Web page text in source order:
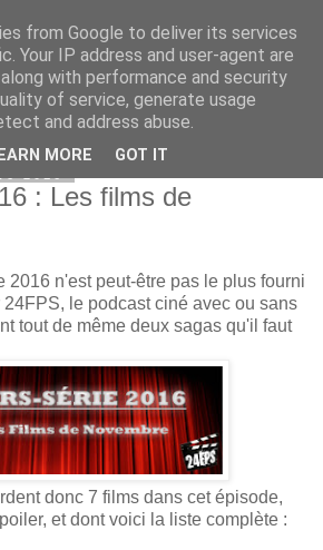
: Les films de
2016 n'est peut-être pas le plus fourni
le podcast ciné avec ou sans
tout de même deux sagas qu'il faut
donc 7 films dans cet épisode,
et dont voici la liste complète :
from Google to deliver its services
Your IP address and user-agent are
with performance and security
of service, generate usage
and address abuse.
MORE GOT IT